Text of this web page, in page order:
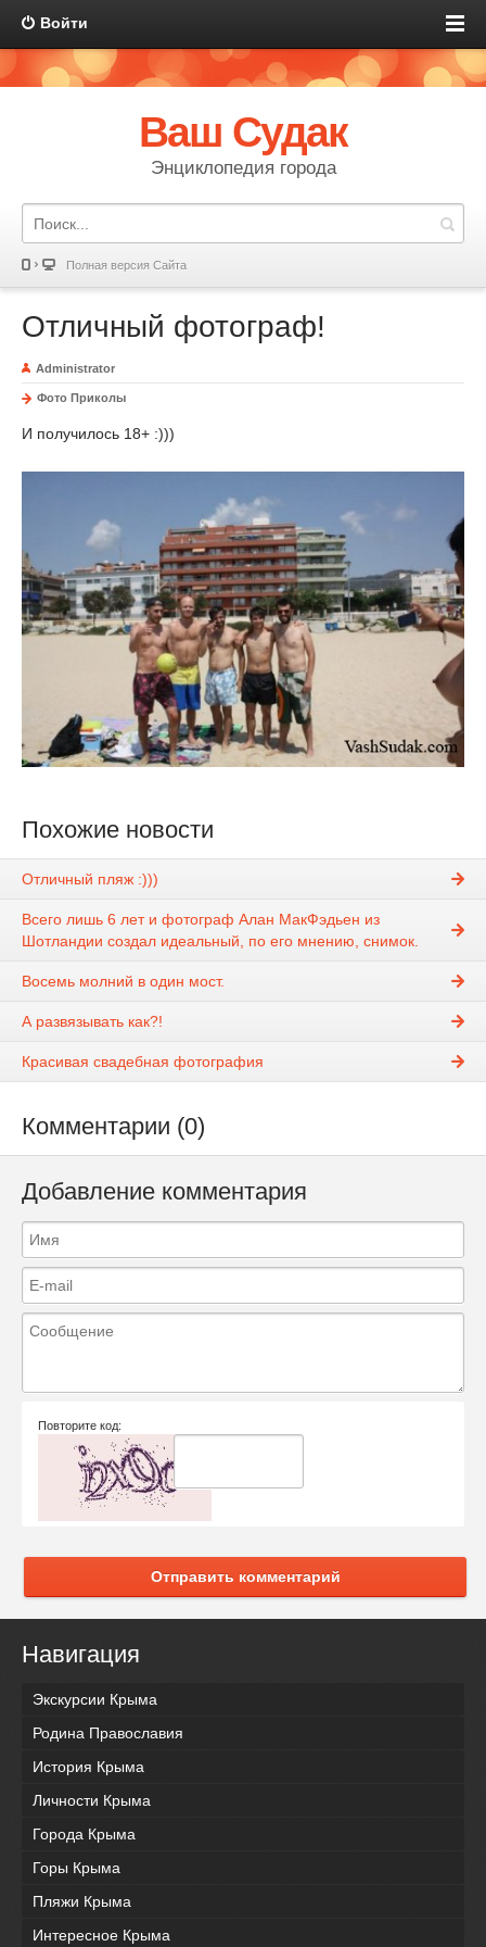
Войти
Ваш Судак
Энциклопедия города
Полная версия Сайта
Отличный фотограф!
Administrator
Фото Приколы
И получилось 18+ :)))
Похожие новости
Отличный пляж :)))
Всего лишь 6 лет и фотограф Алан МакФэдьен из
Шотландии создал идеальный, по его мнению, снимок.
Восемь молний в один мост.
А развязывать как?!
Красивая свадебная фотография
Комментарии (0)
Добавление комментария
Повторите код:
Отправить комментарий
Навигация
Экскурсии Крыма
Родина Православия
История Крыма
Личности Крыма
Города Крыма
Горы Крыма
Пляжи Крыма
Интересное Крыма